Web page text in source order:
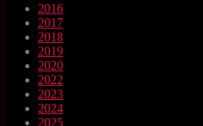
2016
2017
2018
2019
2020
2022
2023
2024
2025